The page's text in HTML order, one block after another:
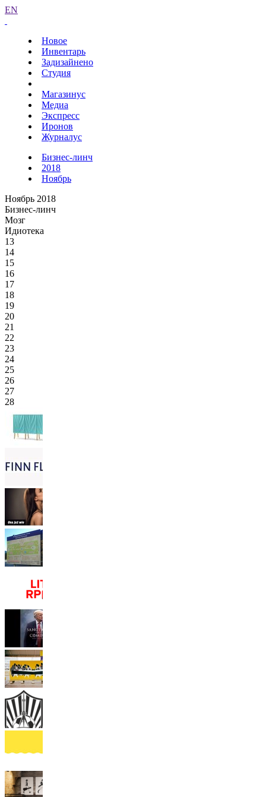
EN
Новое
Инвентарь
Задизайнено
Студия
Магазинус
Медиа
Экспресс
Иронов
Журналус
Бизнес-линч
2018
Ноябрь
Ноябрь 2018
Бизнес-линч
Мозг
Идиотека
13
14
15
16
17
18
19
20
21
22
23
24
25
26
27
28